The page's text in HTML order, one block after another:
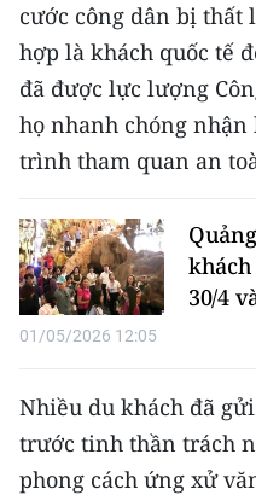
NHÂN DÂN HẰNG
MUA BÁO
ĐỌC BÁO IN
ENGLISH
中文
FRANÇAIS
РУССКИЙ
ESPAÑOL
cước công dân bị thất
hợp là khách quốc tế
đã được lực lượng
họ nhanh chóng
trình tham quan an
30/4
01/05/2026 12:05
Nhiều du khách đã
trước tinh thần trách
phong cách ứng xử